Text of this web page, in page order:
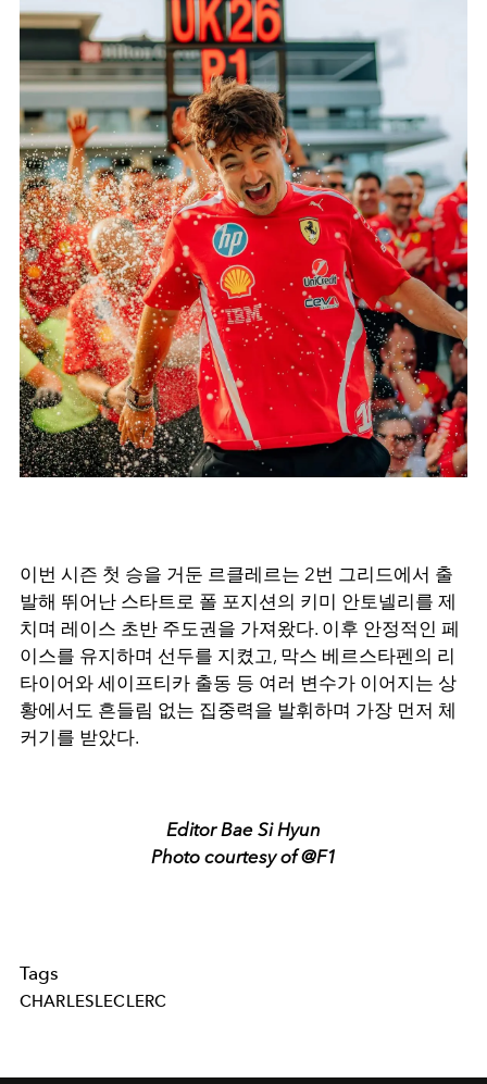
이번 시즌 첫 승을 거둔 르클레르는 2번 그리드에서 출
발해 뛰어난 스타트로 폴 포지션의 키미 안토넬리를 제
치며 레이스 초반 주도권을 가져왔다. 이후 안정적인 페
이스를 유지하며 선두를 지켰고, 막스 베르스타펜의 리
타이어와 세이프티카 출동 등 여러 변수가 이어지는 상
황에서도 흔들림 없는 집중력을 발휘하며 가장 먼저 체
커기를 받았다.
Editor Bae Si Hyun
Photo courtesy of @F1
Tags
CHARLESLECLERC